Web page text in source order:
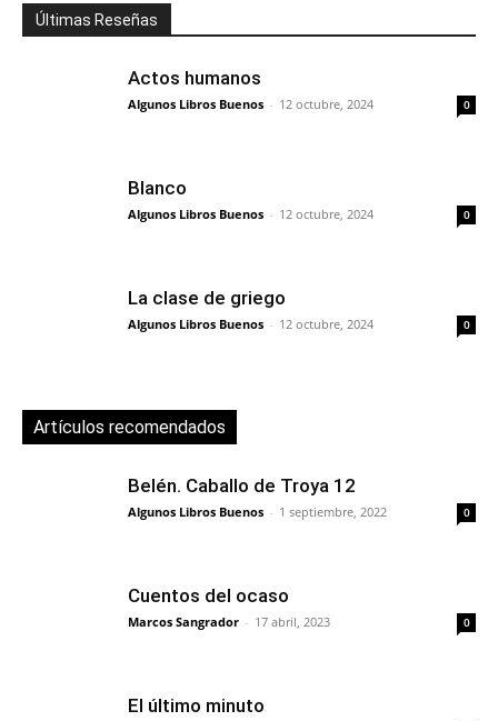
Últimas Reseñas
Actos humanos
Algunos Libros Buenos - 12 octubre, 2024 0
Blanco
Algunos Libros Buenos - 12 octubre, 2024 0
La clase de griego
Algunos Libros Buenos - 12 octubre, 2024 0
Artículos recomendados
Belén. Caballo de Troya 12
Algunos Libros Buenos - 1 septiembre, 2022 0
Cuentos del ocaso
Marcos Sangrador - 17 abril, 2023 0
El último minuto